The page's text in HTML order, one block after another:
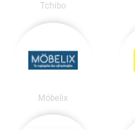
Tchibo
Möbelix